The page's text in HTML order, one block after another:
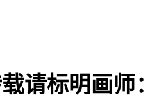
请标明画师